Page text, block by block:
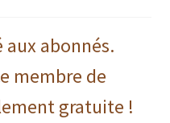
abonnés.
membre de
gratuite !